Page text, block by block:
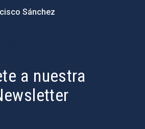
Sánchez
a nuestra